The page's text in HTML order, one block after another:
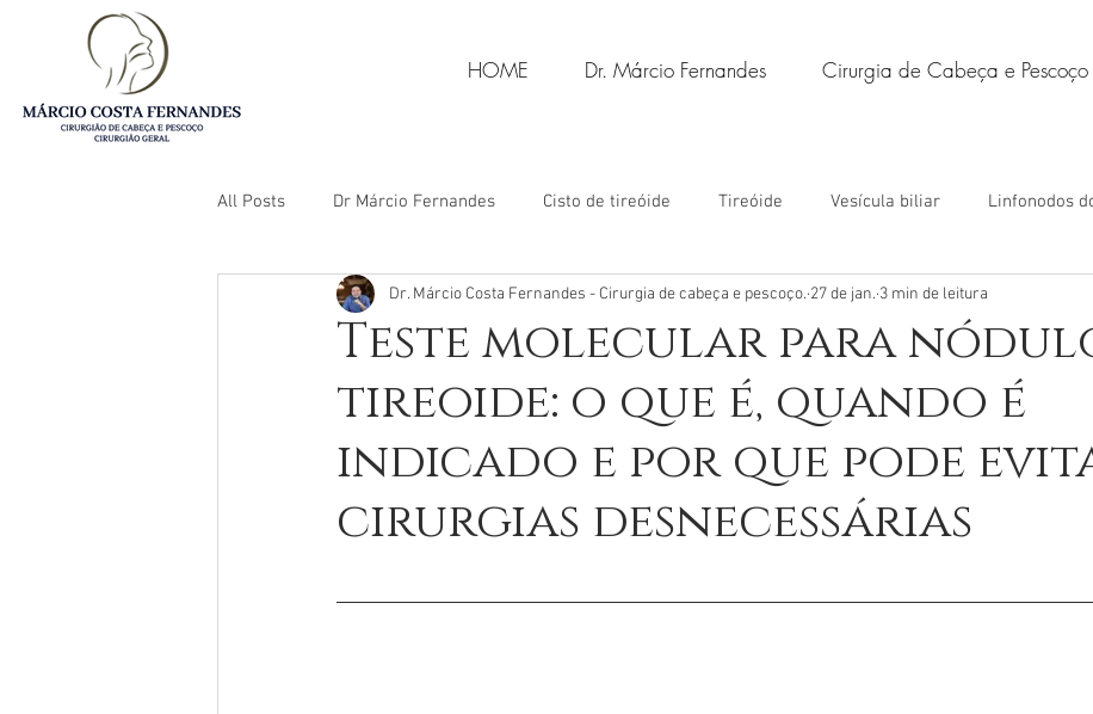
HOME Dr. Márcio Fernandes Cirurgia de Cabeça e Pescoço
All Posts Dr Márcio Fernandes Cisto de tireóide Tireóide Vesícula biliar Linfonodos
Câncer de tireóide Punção de nódulo de tireóide Nódulo de tireóide Cisto sebáceo
Câncer de boca
Teste molecular para
tireoide: o que é, quando é
indicado e por que pode
cirurgias desnecessárias
Dr. Márcio Costa Fernandes - Cirurgia de cabeça e pescoço. 27 de jan. 3 min de leitura